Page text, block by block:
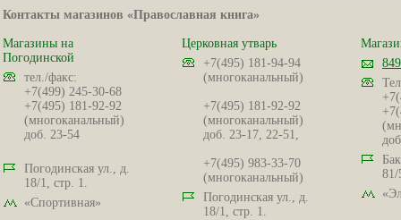
Контакты магазинов «Православная книга»
Магазины на
Погодинской
тел./факс:
+7(499) 245-30-68
+7(495) 181-92-92
(многоканальный)
доб. 23-54
Погодинская ул., д.
18/1, стр. 1.
«Спортивная»
Церковная утварь
+7(495) 181-94-94
(многоканальный)
+7(495) 181-92-92
(многоканальный)
доб. 23-17, 22-51,
+7(495) 983-33-70
(многоканальный)
Погодинская ул., д.
18/1, стр. 1.
81/